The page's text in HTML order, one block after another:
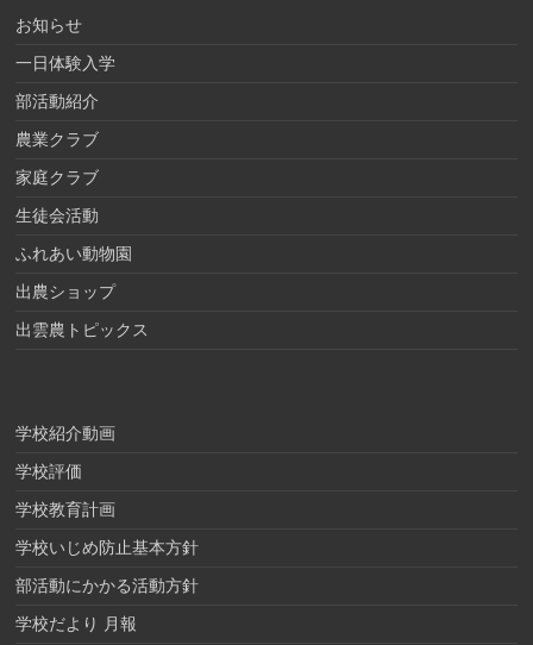
お知らせ
一日体験入学
部活動紹介
農業クラブ
家庭クラブ
生徒会活動
ふれあい動物園
出農ショップ
出雲農トピックス
学校紹介動画
学校評価
学校教育計画
学校いじめ防止基本方針
部活動にかかる活動方針
学校だより 月報